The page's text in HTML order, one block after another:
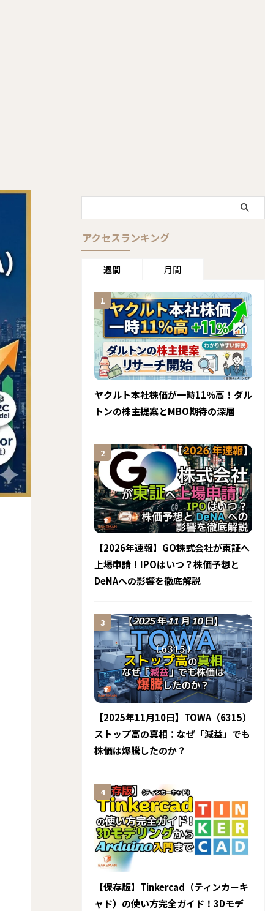
アクセスランキング
週間 月間
ヤクルト本社株価が一時11％高！ダル
トンの株主提案とMBO期待の深層
【2026年速報】GO株式会社が東証へ
上場申請！IPOはいつ？株価予想と
DeNAへの影響を徹底解説
【2025年11月10日】TOWA（6315）
ストップ高の真相：なぜ「減益」でも
株価は爆騰したのか？
【保存版】Tinkercad（ティンカーキ
ャド）の使い方完全ガイド！3Dモデ